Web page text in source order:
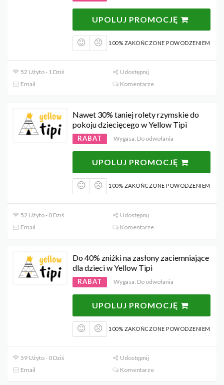
UPOLUJ PROMOCJĘ
100% ZAKOŃCZONE POWODZENIEM
52 Użyto - 1 Dziś
Udostępnij
Email
Komentarze
Nawet 30% taniej rolety rzymskie do
pokoju dziecięcego w Yellow Tipi
RABAT Wygasa: Do odwołania
UPOLUJ PROMOCJĘ
100% ZAKOŃCZONE POWODZENIEM
52 Użyto - 0 Dziś
Udostępnij
Email
Komentarze
Do 40% zniżki na zasłony zaciemniające
dla dzieci w Yellow Tipi
RABAT Wygasa: Do odwołania
UPOLUJ PROMOCJĘ
100% ZAKOŃCZONE POWODZENIEM
59 Użyto - 0 Dziś
Udostępnij
Email
Komentarze